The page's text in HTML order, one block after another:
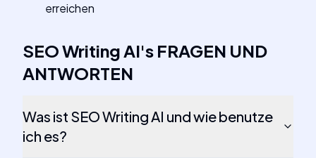
erreichen
SEO Writing AI's FRAGEN UND
ANTWORTEN
Was ist SEO Writing AI und wie benutze
ich es?